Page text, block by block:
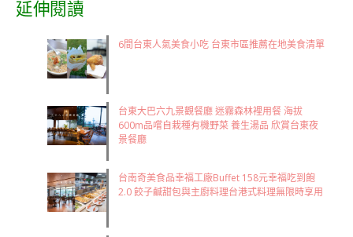
延伸閱讀
6間台東人氣美食小吃 台東市區推薦在地美食清單
台東大巴六九景觀餐廳 迷霧森林裡用餐 海拔
600m品嚐自栽種有機野菜 養生湯品 欣賞台東夜
景餐廳
台南奇美食品幸福工廠Buffet 158元幸福吃到飽
2.0 餃子鹹甜包與主廚料理台港式料理無限時享用